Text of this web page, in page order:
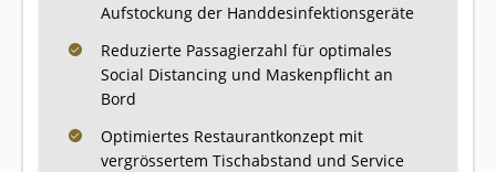
Aufstockung der Handdesinfektionsgeräte
Reduzierte Passagierzahl für optimales
Social Distancing und Maskenpflicht an
Bord
Optimiertes Restaurantkonzept mit
vergrössertem Tischabstand und Service